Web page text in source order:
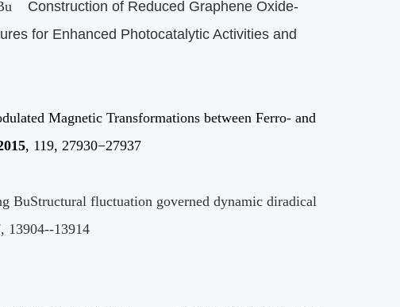
Construction of Reduced Graphene Oxide-
for Enhanced Photocatalytic Activities and
Magnetic Transformations between Ferro- and
, 119, 27930−27937
BuStructural fluctuation governed dynamic diradical
13904--13914